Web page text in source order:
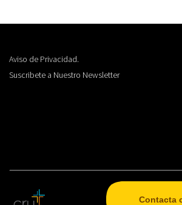
Aviso de Privacidad.
Suscribete a Nuestro Newsletter